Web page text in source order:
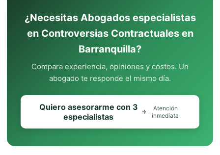
¿Necesitas Abogados especialistas
en Controversias Contractuales en
Barranquilla?
Compara experiencia, opiniones y costos. Un
abogado te responde el mismo día.
Quiero asesorarme con 3
especialistas
Atención
inmediata